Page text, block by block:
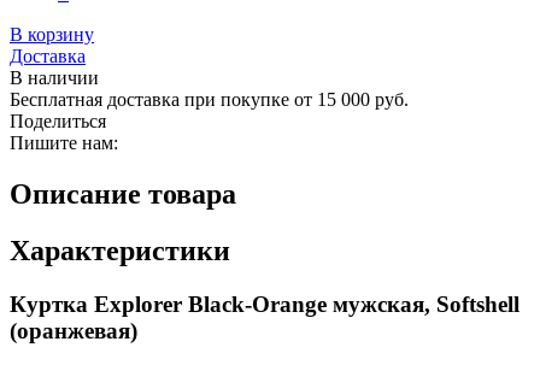
В корзину
Доставка
В наличии
Бесплатная доставка при покупке от 15 000 руб.
Поделиться
Пишите нам:
Описание товара
Характеристики
Куртка Explorer Black-Orange мужская, Softshell
(оранжевая)